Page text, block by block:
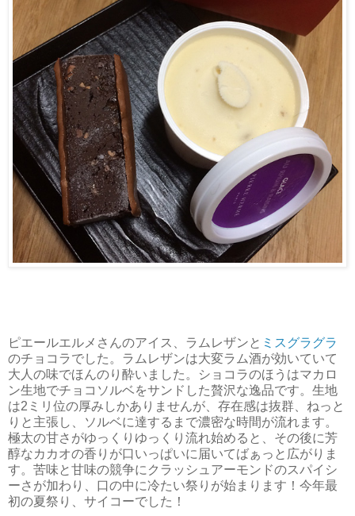
ピエールエルメさんのアイス、ラムレザンと ミスグラグラ
のチョコラでした。ラムレザンは大変ラム酒が効いていて
大人の味でほんのり酔いました。ショコラのほうはマカロ
ン生地でチョコソルベをサンドした贅沢な逸品です。生地
は2ミリ位の厚みしかありませんが、存在感は抜群、ねっと
りと主張し、ソルベに達するまで濃密な時間が流れます。
極太の甘さがゆっくりゆっくり流れ始めると、その後に芳
醇なカカオの香りが口いっぱいに届いてばぁっと広がりま
す。苦味と甘味の競争にクラッシュアーモンドのスパイシ
ーさが加わり、口の中に冷たい祭りが始まります！今年最
初の夏祭り、サイコーでした！